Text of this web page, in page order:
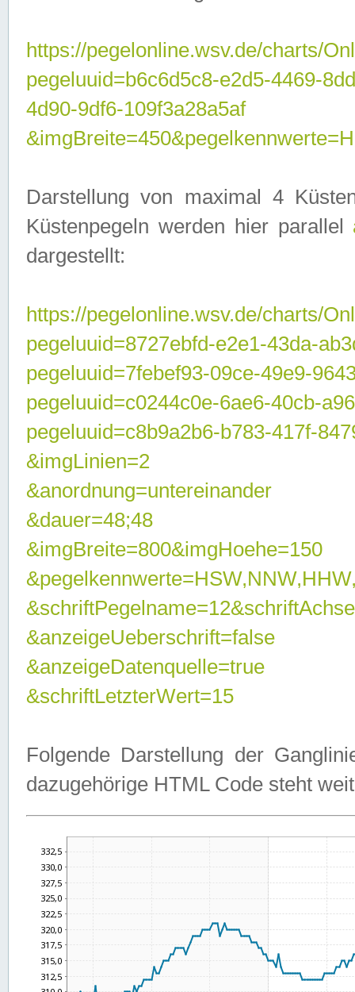
https://pegelonline.wsv.de/charts/
pegeluuid=b6c6d5c8-e2d5-4469-
4d90-9df6-109f3a28a5af
Darstellung von maximal 4
Küstenpegeln werden hier parallel
dargestellt:
https://pegelonline.wsv.de/charts/
pegeluuid=8727ebfd-e2e1-43da-
pegeluuid=7febef93-09ce-49e9-
pegeluuid=c0244c0e-6ae6-40cb-
pegeluuid=c8b9a2b6-b783-417f-
&imgLinien=2
&anordnung=untereinander
&dauer=48;48
&imgBreite=800&imgHoehe=150
&anzeigeUeberschrift=false
&anzeigeDatenquelle=true
&schriftLetzterWert=15
Folgende Darstellung der
dazugehörige HTML Code steht